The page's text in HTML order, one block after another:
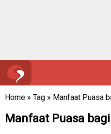
Home » Tag » Manfaat Puasa
Manfaat Puasa